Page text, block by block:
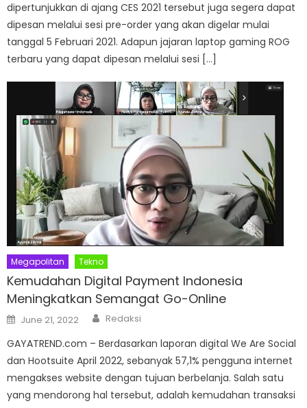
dipertunjukkan di ajang CES 2021 tersebut juga segera dapat
dipesan melalui sesi pre-order yang akan digelar mulai
tanggal 5 Februari 2021. Adapun jajaran laptop gaming ROG
terbaru yang dapat dipesan melalui sesi […]
Megapolitan Tekno
Kemudahan Digital Payment Indonesia
Meningkatkan Semangat Go-Online
Posted
on
June 21, 2022 Author
Redaksi
GAYATREND.com – Berdasarkan laporan digital We Are Social
dan Hootsuite April 2022, sebanyak 57,1% pengguna internet
mengakses website dengan tujuan berbelanja. Salah satu
yang mendorong hal tersebut, adalah kemudahan transaksi